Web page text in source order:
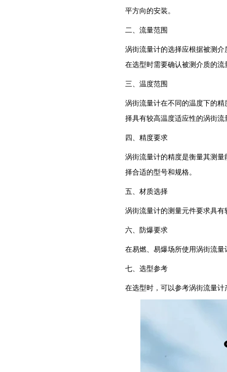
平方向的安装。
二、流量范围
涡街流量计的选择应根据被测
在选型时需要确认被测介质的
三、温度范围
涡街流量计在不同的温度下的
择具有较高温度适应性的涡街流
四、精度要求
涡街流量计的精度是衡量其测
择合适的型号和规格。
五、材质选择
涡街流量计的测量元件要求具
六、防爆要求
在易燃、易爆场所使用涡街流
七、选型参考
在选型时，可以参考涡街流量